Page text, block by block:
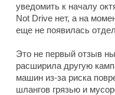
уведомить к началу
Not Drive нет, а на
еще не появилась
Это не первый отзыв
расширила другую
машин из-за риска
шлангов грязью и